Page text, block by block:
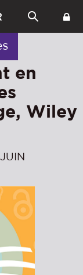
en
Wiley